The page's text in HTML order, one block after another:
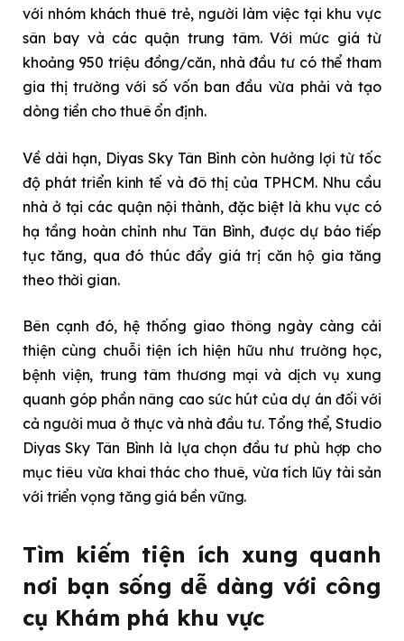
với nhóm khách thuê trẻ, người làm việc tại khu vực
sân bay và các quận trung tâm. Với mức giá từ
khoảng 950 triệu đồng/căn, nhà đầu tư có thể tham
gia thị trường với số vốn ban đầu vừa phải và tạo
dòng tiền cho thuê ổn định.
Về dài hạn, Diyas Sky Tân Bình còn hưởng lợi từ tốc
độ phát triển kinh tế và đô thị của TPHCM. Nhu cầu
nhà ở tại các quận nội thành, đặc biệt là khu vực có
hạ tầng hoàn chỉnh như Tân Bình, được dự báo tiếp
tục tăng, qua đó thúc đẩy giá trị căn hộ gia tăng
theo thời gian.
Bên cạnh đó, hệ thống giao thông ngày càng cải
thiện cùng chuỗi tiện ích hiện hữu như trường học,
bệnh viện, trung tâm thương mại và dịch vụ xung
quanh góp phần nâng cao sức hút của dự án đối với
cả người mua ở thực và nhà đầu tư. Tổng thể, Studio
Diyas Sky Tân Bình là lựa chọn đầu tư phù hợp cho
mục tiêu vừa khai thác cho thuê, vừa tích lũy tài sản
với triển vọng tăng giá bền vững.
Tìm kiếm tiện ích xung quanh
nơi bạn sống dễ dàng với công
cụ Khám phá khu vực